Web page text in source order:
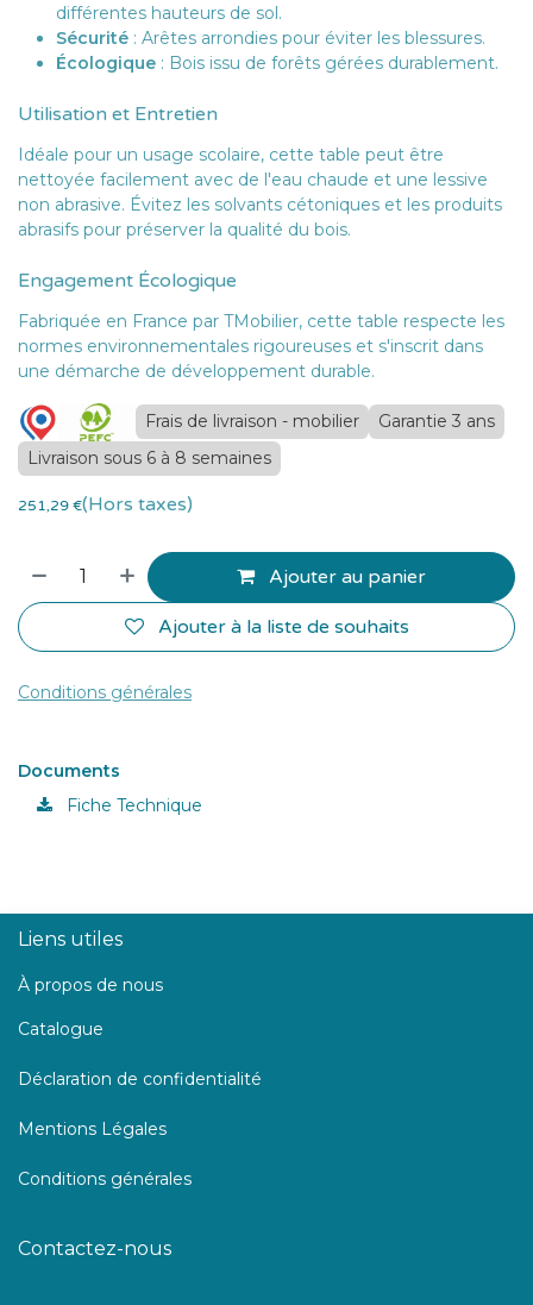
différentes hauteurs de sol.
Sécurité : Arêtes arrondies pour éviter les blessures.
Écologique : Bois issu de forêts gérées durablement.
Utilisation et Entretien
Idéale pour un usage scolaire, cette table peut être
nettoyée facilement avec de l'eau chaude et une lessive
non abrasive. Évitez les solvants cétoniques et les produits
abrasifs pour préserver la qualité du bois.
Engagement Écologique
Fabriquée en France par TMobilier, cette table respecte les
normes environnementales rigoureuses et s'inscrit dans
une démarche de développement durable.
Frais de livraison - mobilier
Garantie 3 ans
Livraison sous 6 à 8 semaines
251,29 €(Hors taxes)
Ajouter au panier
Ajouter à la liste de souhaits
Conditions générales
Documents
Fiche Technique
Liens utiles
À propos de nous
Catalogue
Déclaration de confidentialité
Mentions Légales
Conditions générales
Contactez-nous